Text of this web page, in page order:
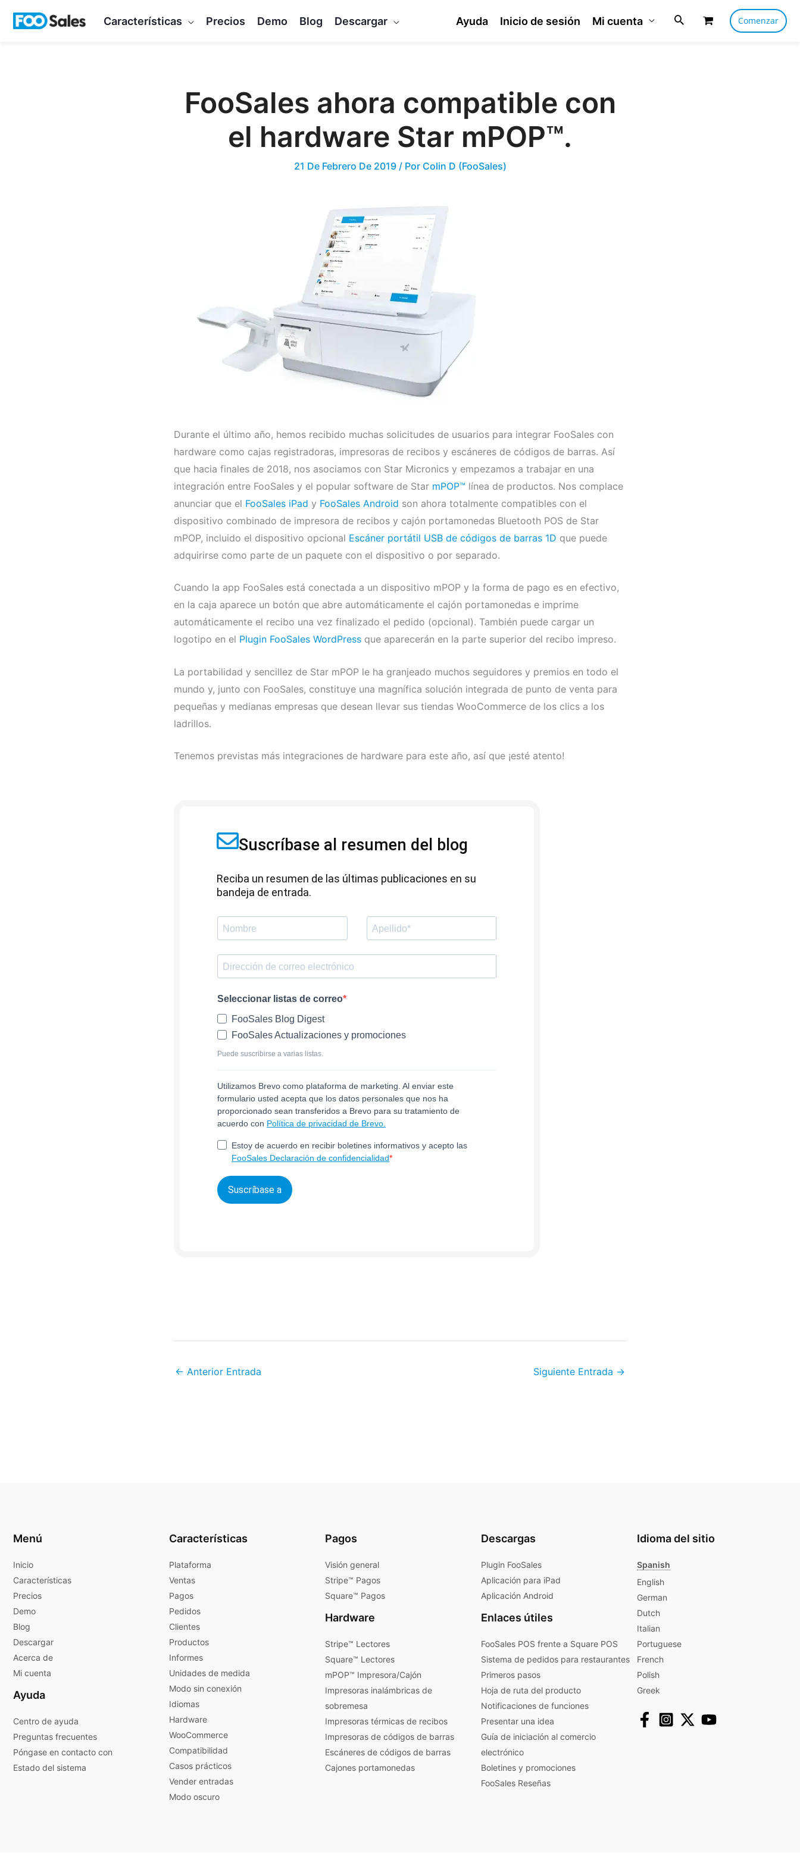
Características Precios Demo Blog Descargar Ayuda Inicio de sesión Mi cuenta Comenzar
FooSales ahora compatible con
el hardware Star mPOP™.
21 De Febrero De 2019 / Por Colin D (FooSales)
Durante el último año, hemos recibido muchas solicitudes de usuarios para integrar FooSales con
hardware como cajas registradoras, impresoras de recibos y escáneres de códigos de barras. Así
que hacia finales de 2018, nos asociamos con Star Micronics y empezamos a trabajar en una
integración entre FooSales y el popular software de Star mPOP™ línea de productos. Nos complace
anunciar que el FooSales iPad y FooSales Android son ahora totalmente compatibles con el
dispositivo combinado de impresora de recibos y cajón portamonedas Bluetooth POS de Star
mPOP, incluido el dispositivo opcional Escáner portátil USB de códigos de barras 1D que puede
adquirirse como parte de un paquete con el dispositivo o por separado.
Cuando la app FooSales está conectada a un dispositivo mPOP y la forma de pago es en efectivo,
en la caja aparece un botón que abre automáticamente el cajón portamonedas e imprime
automáticamente el recibo una vez finalizado el pedido (opcional). También puede cargar un
logotipo en el Plugin FooSales WordPress que aparecerán en la parte superior del recibo impreso.
La portabilidad y sencillez de Star mPOP le ha granjeado muchos seguidores y premios en todo el
mundo y, junto con FooSales, constituye una magnífica solución integrada de punto de venta para
pequeñas y medianas empresas que desean llevar sus tiendas WooCommerce de los clics a los
ladrillos.
Tenemos previstas más integraciones de hardware para este año, así que ¡esté atento!
Suscríbase al resumen del blog
Reciba un resumen de las últimas publicaciones en su
bandeja de entrada.
Seleccionar listas de correo
FooSales Blog Digest
FooSales Actualizaciones y promociones
Puede suscribirse a varias listas.
Utilizamos Brevo como plataforma de marketing. Al enviar este
formulario usted acepta que los datos personales que nos ha
proporcionado sean transferidos a Brevo para su tratamiento de
acuerdo con Política de privacidad de Brevo.
Estoy de acuerdo en recibir boletines informativos y acepto las
FooSales Declaración de confidencialidad
Suscríbase a
← Anterior Entrada Siguiente Entrada →
Menú
Inicio
Características
Precios
Demo
Blog
Descargar
Acerca de
Mi cuenta
Ayuda
Centro de ayuda
Preguntas frecuentes
Póngase en contacto con
Estado del sistema
Características
Plataforma
Ventas
Pagos
Pedidos
Clientes
Productos
Informes
Unidades de medida
Modo sin conexión
Idiomas
Hardware
WooCommerce
Compatibilidad
Casos prácticos
Vender entradas
Modo oscuro
Pagos
Visión general
Stripe™ Pagos
Square™ Pagos
Hardware
Stripe™ Lectores
Square™ Lectores
mPOP™ Impresora/Cajón
Impresoras inalámbricas de
sobremesa
Impresoras térmicas de recibos
Impresoras de códigos de barras
Escáneres de códigos de barras
Cajones portamonedas
Descargas
Plugin FooSales
Aplicación para iPad
Aplicación Android
Enlaces útiles
FooSales POS frente a Square POS
Sistema de pedidos para restaurantes
Primeros pasos
Hoja de ruta del producto
Notificaciones de funciones
Presentar una idea
Guía de iniciación al comercio
electrónico
Boletines y promociones
FooSales Reseñas
Idioma del sitio
Spanish
English
German
Dutch
Italian
Portuguese
French
Polish
Greek